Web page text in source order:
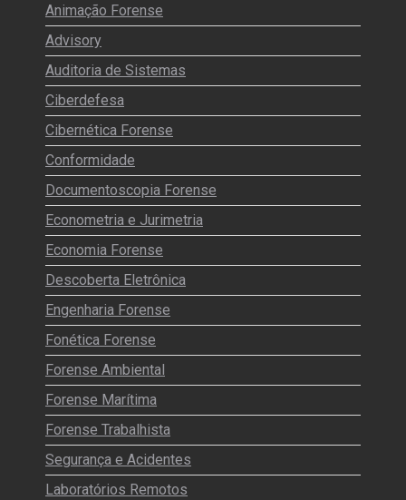
Animação Forense
Advisory
Auditoria de Sistemas
Ciberdefesa
Cibernética Forense
Conformidade
Documentoscopia Forense
Econometria e Jurimetria
Economia Forense
Descoberta Eletrônica
Engenharia Forense
Fonética Forense
Forense Ambiental
Forense Marítima
Forense Trabalhista
Segurança e Acidentes
Laboratórios Remotos